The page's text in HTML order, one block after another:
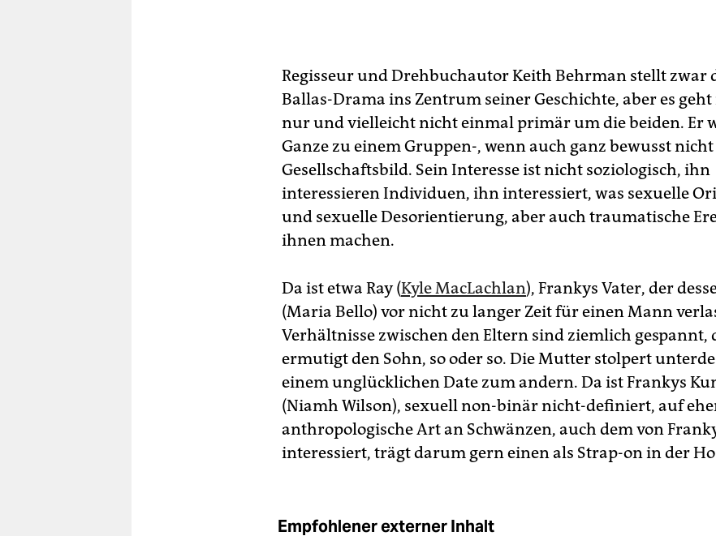
Regisseur und Drehbuchautor Keith Behrman stellt zwar
Ballas-Drama ins Zentrum seiner Geschichte, aber es
nur und vielleicht nicht einmal primär um die beiden. Er
Ganze zu einem Gruppen-, wenn auch ganz bewusst
Gesellschaftsbild. Sein Interesse ist nicht soziologisch, ihn
interessieren Individuen, ihn interessiert, was sexuelle
und sexuelle Desorientierung, aber auch traumatische
ihnen machen.
Da ist etwa Ray (Kyle MacLachlan), Frankys Vater, der
(Maria Bello) vor nicht zu langer Zeit für einen Mann
Verhältnisse zwischen den Eltern sind ziemlich gespannt,
ermutigt den Sohn, so oder so. Die Mutter stolpert
einem unglücklichen Date zum andern. Da ist Frankys
(Niamh Wilson), sexuell non-binär nicht-definiert, auf
anthropologische Art an Schwänzen, auch dem von
interessiert, trägt darum gern einen als Strap-on in der
Empfohlener externer Inhalt